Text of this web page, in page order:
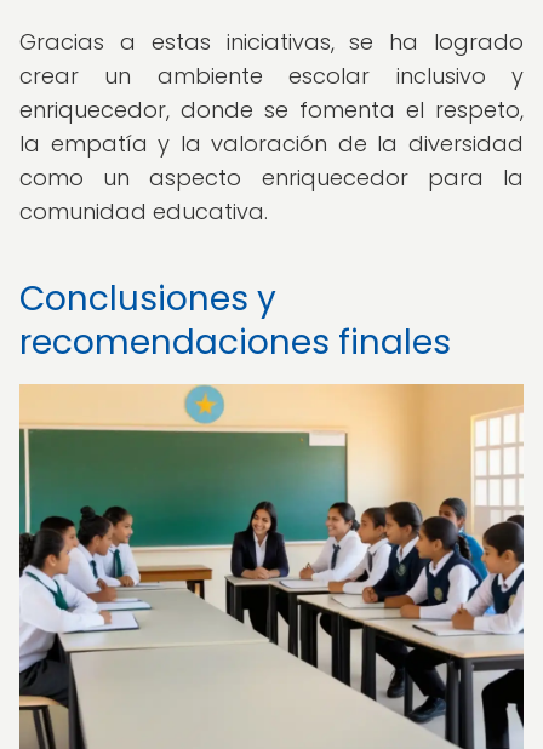
Gracias a estas iniciativas, se ha logrado
crear un ambiente escolar inclusivo y
enriquecedor, donde se fomenta el respeto,
la empatía y la valoración de la diversidad
como un aspecto enriquecedor para la
comunidad educativa.
Conclusiones y
recomendaciones finales